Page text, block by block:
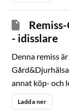
- idisslare
Denna remiss
annat köp- och
behandlas och
Ladda ner